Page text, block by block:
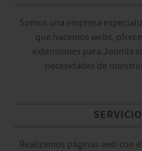
Somos una empresa
que hacemos webs,
extensiones para Joomla
necesidades de
Realizamos páginas web con